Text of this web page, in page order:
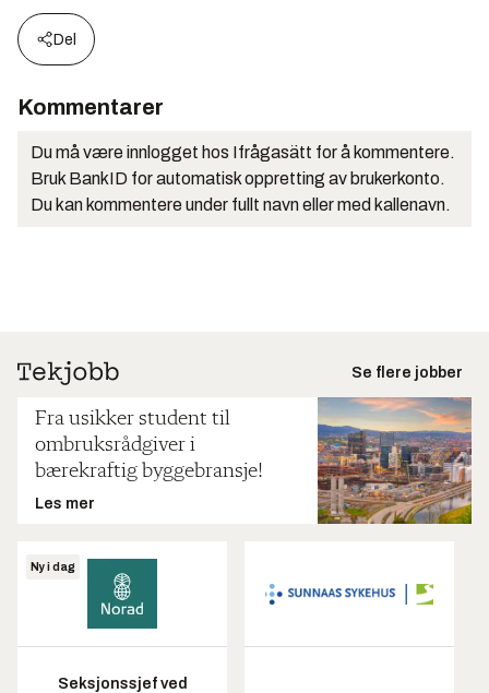
Del
Kommentarer
Du må være innlogget hos Ifrågasätt for å kommentere.
Bruk BankID for automatisk oppretting av brukerkonto.
Du kan kommentere under fullt navn eller med kallenavn.
Se flere jobber
Fra usikker student til
ombruksrådgiver i
bærekraftig byggebransje!
Les mer
Ny i dag
Seksjonssjef ved